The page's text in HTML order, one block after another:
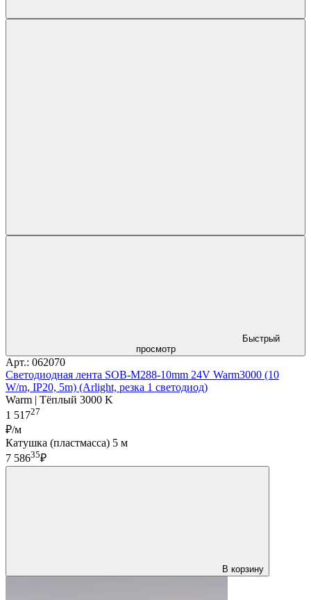
Быстрый
просмотр
Арт.: 062070
Светодиодная лента SOB-M288-10mm 24V Warm3000 (10
W/m, IP20, 5m) (Arlight, резка 1 светодиод)
Warm | Тёплый 3000 K
1 51727
₽/м
Катушка (пластмасса) 5 м
7 58635₽
В корзину